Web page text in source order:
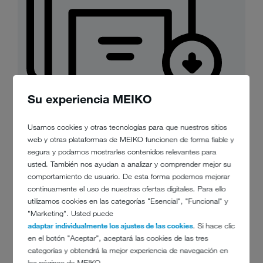
Su experiencia MEIKO
Usamos cookies y otras tecnologías para que nuestros sitios
web y otras plataformas de MEIKO funcionen de forma fiable y
segura y podamos mostrarles contenidos relevantes para
usted. También nos ayudan a analizar y comprender mejor su
comportamiento de usuario. De esta forma podemos mejorar
continuamente el uso de nuestras ofertas digitales. Para ello
utilizamos cookies en las categorías "Esencial", "Funcional" y
"Marketing". Usted puede
adaptar individualmente los ajustes de las cookies. Si hace clic
en el botón "Aceptar", aceptará las cookies de las tres
categorías y obtendrá la mejor experiencia de navegación en
Hygienesicherheit-für-
JPG 1 MB
descargar